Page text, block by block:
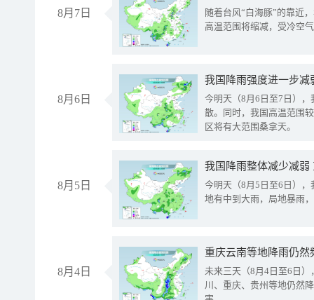
8月7日
随着台风“白海豚”的靠近
高温范围将缩减，受冷空
8月6日
今明天（8月6日至7日）
散。同时，我国高温范围
区将有大范围桑拿天。
8月5日
我国降雨整体减少减弱
今明天（8月5日至6日）
地有中到大雨，局地暴雨
8月4日
重庆云南等地降雨仍然
未来三天（8月4日至6日
川、重庆、贵州等地仍然